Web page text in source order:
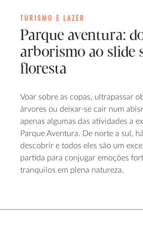
TURISMO E LAZER
Parque aventura:
arborismo ao slide
floresta
Voar sobre as copas, ultrapassar
árvores ou deixar-se cair num
apenas algumas das atividades a
Parque Aventura. De norte a sul,
descobrir e todos eles são um
partida para conjugar emoções
tranquilos em plena natureza.